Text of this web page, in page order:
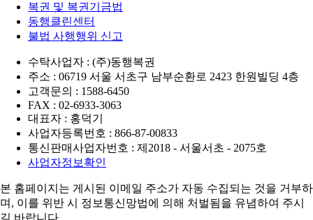
복권 및 복권기금법
동행클린센터
불법 사행행위 신고
수탁사업자 : (주)동행복권
주소 : 06719 서울 서초구 남부순환로 2423 한원빌딩 4층
고객문의 : 1588-6450
FAX : 02-6933-3063
대표자 : 홍덕기
사업자등록번호 : 866-87-00833
통신판매사업자번호 : 제2018 - 서울서초 - 2075호
사업자정보확인
본 홈페이지는 게시된 이메일 주소가 자동 수집되는 것을 거부하
며, 이를 위반 시 정보통신망법에 의해 처벌됨을 유념하여 주시